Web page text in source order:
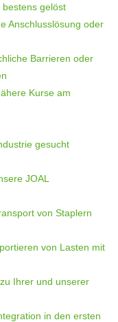
gelöst
Anschlusslösung oder
Barrieren oder
Kurse am
gesucht
JOAL
von Staplern
von Lasten mit
Ihrer und unserer
in den ersten